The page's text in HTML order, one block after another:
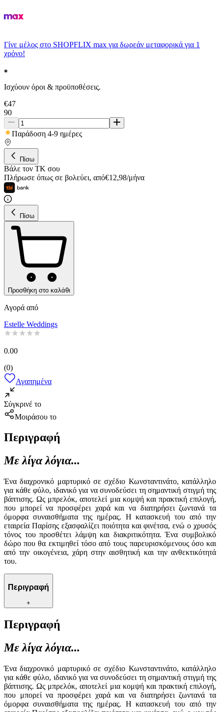
Γίνε μέλος στο SHOPFLIX max για δωρεάν μεταφορικά για 1
χρόνο!
Ισχύουν όροι & προϋποθέσεις.
€47
90
Παράδοση 4-9 ημέρες
Πίσω
Βάλε τον ΤΚ σου
Πλήρωσε όπως σε βολεύει, από€12,98/μήνα
Πίσω
Προσθήκη στο καλάθι
Αγορά από
Estelle Weddings
0.00
(0)
Αγαπημένα
Σύγκρινέ το
Μοιράσου το
Περιγραφή
Με λίγα λόγια...
Ένα διαχρονικό μαρτυρικό σε σχέδιο Κωνσταντινάτο, κατάλληλο
για κάθε φύλο, ιδανικό για να συνοδεύσει τη σημαντική στιγμή της
βάπτισης. Ως μπρελόκ, αποτελεί μια κομψή και πρακτική επιλογή,
που μπορεί να προσφέρει χαρά και να διατηρήσει ζωντανά τα
όμορφα συναισθήματα της ημέρας. Η κατασκευή του από την
εταιρεία Παρίσης εξασφαλίζει ποιότητα και φινέτσα, ενώ ο χρυσός
τόνος του προσθέτει λάμψη και διακριτικότητα. Ένα συμβολικό
δώρο που θα εκτιμηθεί τόσο από τους παρευρισκόμενους όσο και
από την οικογένεια, χάρη στην αισθητική και την ανθεκτικότητά
του.
Περιγραφή
+
Περιγραφή
Με λίγα λόγια...
Ένα διαχρονικό μαρτυρικό σε σχέδιο Κωνσταντινάτο, κατάλληλο
για κάθε φύλο, ιδανικό για να συνοδεύσει τη σημαντική στιγμή της
βάπτισης. Ως μπρελόκ, αποτελεί μια κομψή και πρακτική επιλογή,
που μπορεί να προσφέρει χαρά και να διατηρήσει ζωντανά τα
όμορφα συναισθήματα της ημέρας. Η κατασκευή του από την